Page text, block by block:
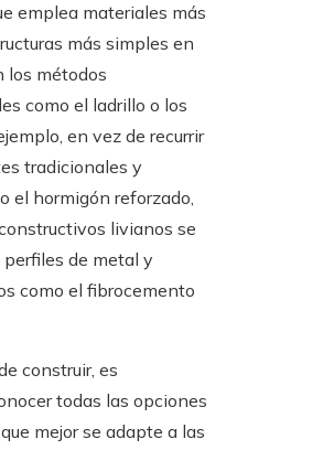
emplea materiales más
más simples en
los métodos
como el ladrillo o los
en vez de recurrir
tradicionales y
el hormigón reforzado,
livianos se
de metal y
como el fibrocemento
construir, es
todas las opciones
mejor se adapte a las